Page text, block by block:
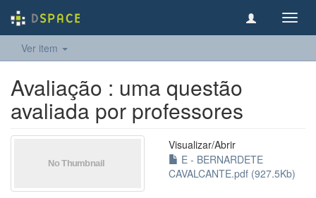
Ver item
Avaliação : uma questão
avaliada por professores
Visualizar/Abrir
E - BERNARDETE
CAVALCANTE.pdf (927.5Kb)